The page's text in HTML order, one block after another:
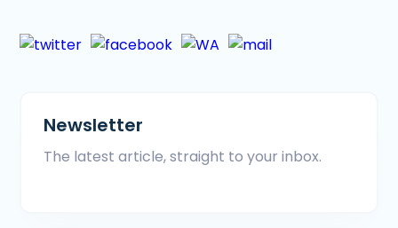
Newsletter
The latest article, straight to your inbox.